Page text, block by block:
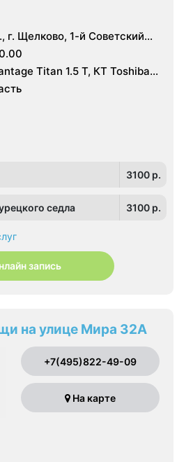
г. Щелково, 1-й Советский
Titan 1.5 Т, КТ Toshiba
УЗИ Toshiba Aplio 500
3100 p.
седла 3100 p.
запись
на улице Мира 32А
+7(495)822-49-09
На карте